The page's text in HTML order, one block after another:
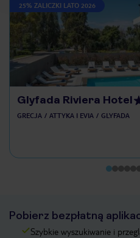
25% ZALICZKI LATO 2026
Glyfada Riviera Hotel
GRECJA ATTYKA I EVIA GLYFADA
Pobierz bezpłatną
Szybkie wyszukiwanie i